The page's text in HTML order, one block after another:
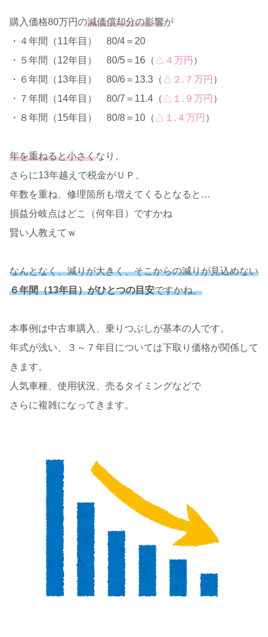
購入価格80万円の減価償却分の影響が
・４年間（11年目） 80/4＝20
・５年間（12年目） 80/5＝16（ △４万円 ）
・６年間（13年目） 80/6＝13.3（ △２.７万円 ）
・７年間（14年目） 80/7＝11.4（ △１.９万円 ）
・８年間（15年目） 80/8＝10（ △１.４万円 ）
年を重ねると小さくなり、
さらに13年越えで税金がＵＰ、
年数を重ね、修理箇所も増えてくるとなると…
損益分岐点はどこ（何年目）ですかね
賢い人教えてｗ
なんとなく、減りが大きく、そこからの減りが見込めない
６年間（13年目）がひとつの目安ですかね。
本事例は中古車購入、乗りつぶしが基本の人です。
年式が浅い、３～７年目については下取り価格が関係して
きます。
人気車種、使用状況、売るタイミングなどで
さらに複雑になってきます。